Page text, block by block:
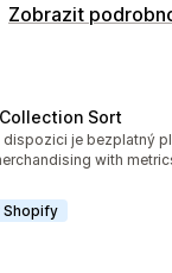
Zobrazit
Sort
recenzí: 20
dispozici je bezplatný
with
Shopify